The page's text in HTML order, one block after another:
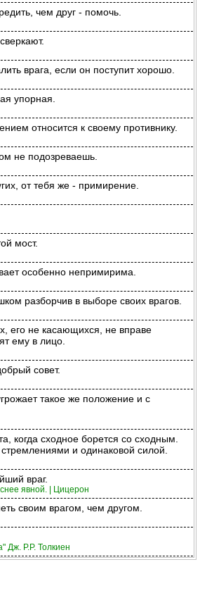
чем друг - помочь.
врага, если он поступит хорошо.
упорная.
относится к своему противнику.
не подозреваешь.
от тебя же - примирение.
мост.
особенно непримирима.
разборчив в выборе своих врагов.
его не касающихся, не вправе
ему в лицо.
совет.
такое же положение и с
когда сходное борется со сходным.
и одинаковой силой.
враг.
явной. | Цицерон
своим врагом, чем другом.
Дж. Р.Р. Толкиен